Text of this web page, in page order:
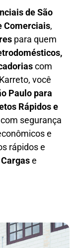
de São
Comerciais,
para quem
com
você
Paulo para
Rápidos e
segurança
e
rápidos e
e